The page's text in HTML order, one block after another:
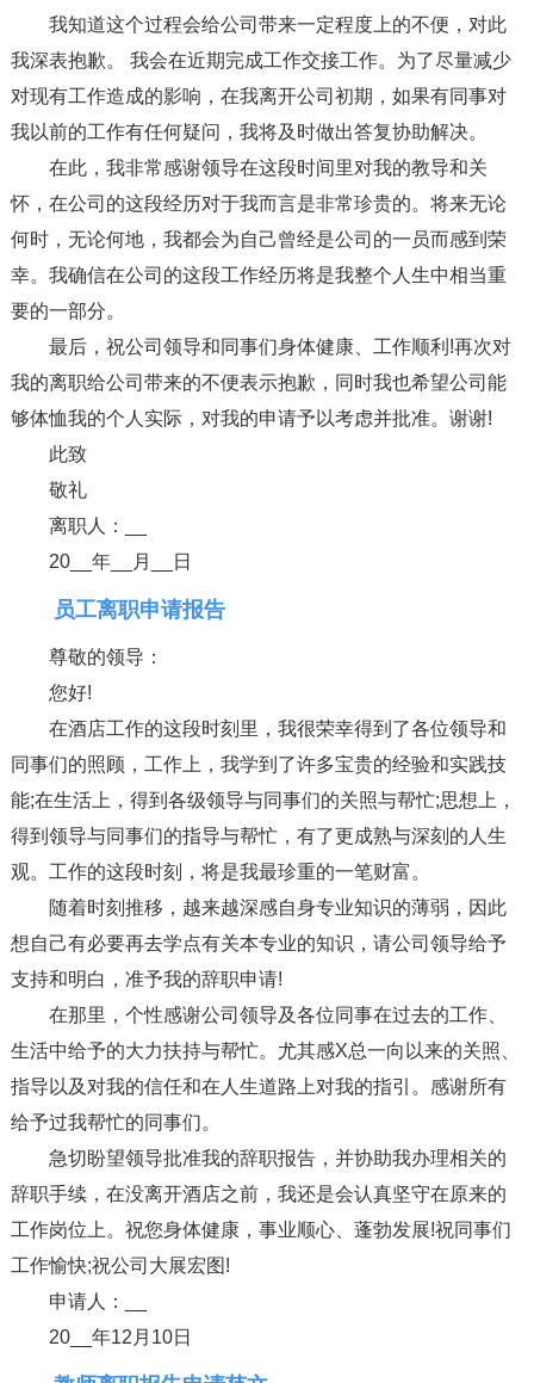
我知道这个过程会给公司带来一定程度上的不便，对此
我深表抱歉。 我会在近期完成工作交接工作。为了尽量减少
对现有工作造成的影响，在我离开公司初期，如果有同事对
我以前的工作有任何疑问，我将及时做出答复协助解决。
在此，我非常感谢领导在这段时间里对我的教导和关
怀，在公司的这段经历对于我而言是非常珍贵的。将来无论
何时，无论何地，我都会为自己曾经是公司的一员而感到荣
幸。我确信在公司的这段工作经历将是我整个人生中相当重
要的一部分。
最后，祝公司领导和同事们身体健康、工作顺利!再次对
我的离职给公司带来的不便表示抱歉，同时我也希望公司能
够体恤我的个人实际，对我的申请予以考虑并批准。谢谢!
此致
敬礼
离职人：__
20__年__月__日
员工离职申请报告
尊敬的领导：
您好!
在酒店工作的这段时刻里，我很荣幸得到了各位领导和
同事们的照顾，工作上，我学到了许多宝贵的经验和实践技
能;在生活上，得到各级领导与同事们的关照与帮忙;思想上，
得到领导与同事们的指导与帮忙，有了更成熟与深刻的人生
观。工作的这段时刻，将是我最珍重的一笔财富。
随着时刻推移，越来越深感自身专业知识的薄弱，因此
想自己有必要再去学点有关本专业的知识，请公司领导给予
支持和明白，准予我的辞职申请!
在那里，个性感谢公司领导及各位同事在过去的工作、
生活中给予的大力扶持与帮忙。尤其感X总一向以来的关照、
指导以及对我的信任和在人生道路上对我的指引。感谢所有
给予过我帮忙的同事们。
急切盼望领导批准我的辞职报告，并协助我办理相关的
辞职手续，在没离开酒店之前，我还是会认真坚守在原来的
工作岗位上。祝您身体健康，事业顺心、蓬勃发展!祝同事们
工作愉快;祝公司大展宏图!
申请人：__
20__年12月10日